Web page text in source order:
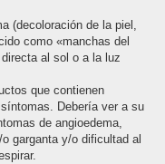
(decoloración de la piel,
como «manchas del
al sol o a la luz
que contienen
Debería ver a su
de angioedema,
garganta y/o dificultad al